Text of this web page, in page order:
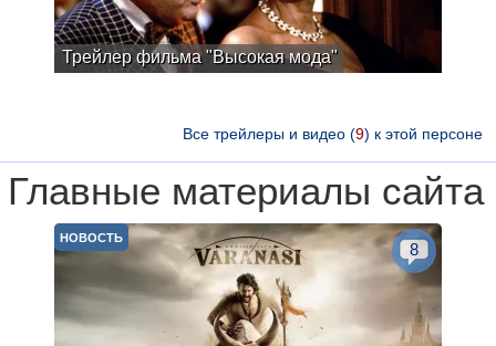
Трейлер фильма "Высокая мода"
Все трейлеры и видео (9) к этой персоне
Главные материалы сайта
НОВОСТЬ
8